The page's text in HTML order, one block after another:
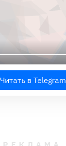
Читать в Telegram